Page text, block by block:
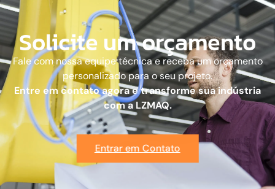
Solicite um orçamento
Fale com nossa equipe técnica e receba um orçamento
personalizado para o seu projeto.
Entre em contato agora e transforme sua indústria
com a LZMAQ.
Entrar em Contato